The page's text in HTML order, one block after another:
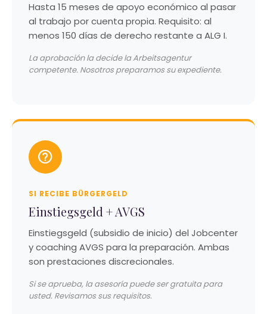
Hasta 15 meses de apoyo económico al pasar
al trabajo por cuenta propia. Requisito: al
menos 150 días de derecho restante a ALG I.
La aprobación la decide la Arbeitsagentur
competente. Nosotros preparamos su expediente.
SI RECIBE BÜRGERGELD
Einstiegsgeld + AVGS
Einstiegsgeld (subsidio de inicio) del Jobcenter
y coaching AVGS para la preparación. Ambas
son prestaciones discrecionales.
Si se aprueba, la asesoría puede ser gratuita para
usted. Revisamos sus requisitos.